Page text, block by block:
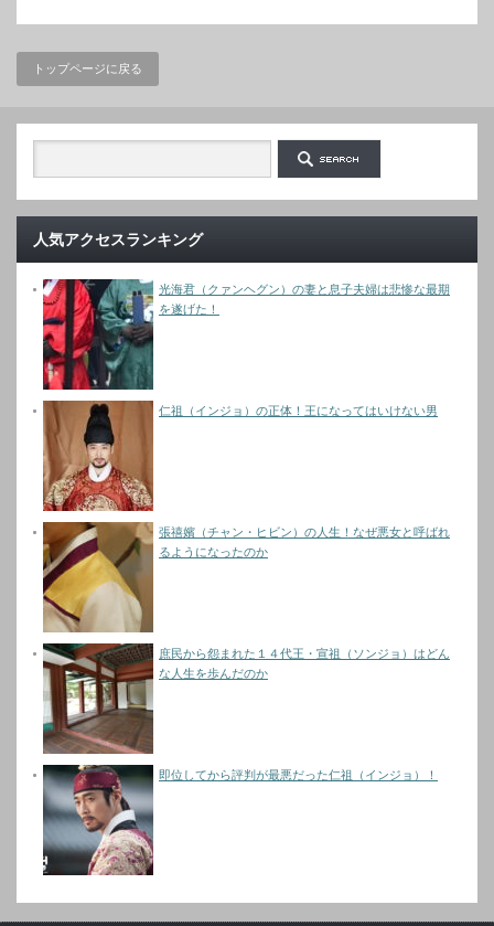
トップページに戻る
人気アクセスランキング
光海君（クァンヘグン）の妻と息子夫婦は悲惨な最期
を遂げた！
仁祖（インジョ）の正体！王になってはいけない男
張禧嬪（チャン・ヒビン）の人生！なぜ悪女と呼ばれ
るようになったのか
庶民から怨まれた１４代王・宣祖（ソンジョ）はどん
な人生を歩んだのか
即位してから評判が最悪だった仁祖（インジョ）！